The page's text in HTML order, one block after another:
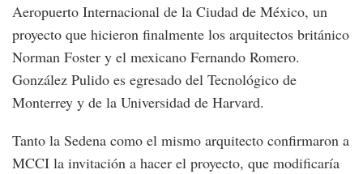
Aeropuerto Internacional de la Ciudad de México, un
proyecto que hicieron finalmente los arquitectos británico
Norman Foster y el mexicano Fernando Romero.
González Pulido es egresado del Tecnológico de
Monterrey y de la Universidad de Harvard.
Tanto la Sedena como el mismo arquitecto confirmaron a
MCCI la invitación a hacer el proyecto, que modificaría